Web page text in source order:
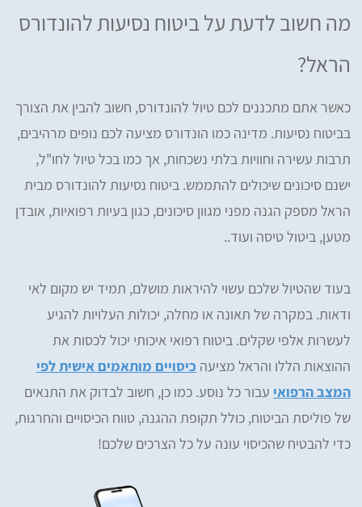
מה חשוב לדעת על ביטוח נסיעות להונדורס
הראל?
כאשר אתם מתכננים לכם טיול להונדורס, חשוב להבין את הצורך
בביטוח נסיעות. מדינה כמו הונדורס מציעה לכם נופים מרהיבים,
תרבות עשירה וחוויות בלתי נשכחות, אך כמו בכל טיול לחו"ל,
ישנם סיכונים שיכולים להתממש. ביטוח נסיעות להונדורס מבית
הראל מספק הגנה מפני מגוון סיכונים, כגון בעיות רפואיות, אובדן
מטען, ביטול טיסה ועוד..
בעוד שהטיול שלכם עשוי להיראות מושלם, תמיד יש מקום לאי
ודאות. במקרה של תאונה או מחלה, יכולות העלויות להגיע
לעשרות אלפי שקלים. ביטוח רפואי איכותי יכול לכסות את
ההוצאות הללו והראל מציעה כיסויים מותאמים אישית לפי
המצב הרפואי עבור כל נוסע. כמו כן, חשוב לבדוק את התנאים
של פוליסת הביטוח, כולל תקופת ההגנה, טווח הכיסויים והחרגות,
כדי להבטיח שהכיסוי עונה על כל הצרכים שלכם!